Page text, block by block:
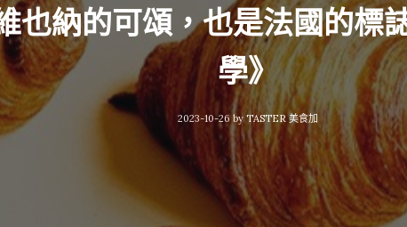
也納的可頌，也是法國的標
學》
2023-10-26 by TASTER 美食加